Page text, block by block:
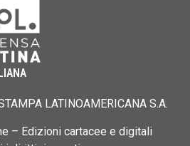
LATINOAMERICANA S.A.
– Edizioni cartacee e digitali